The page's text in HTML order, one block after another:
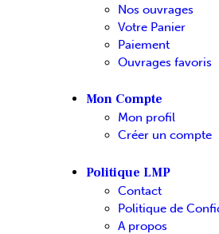
Nos ouvrages
Votre Panier
Paiement
Ouvrages favoris
Mon Compte
Mon profil
Créer un compte
Politique LMP
Contact
Politique de
A propos